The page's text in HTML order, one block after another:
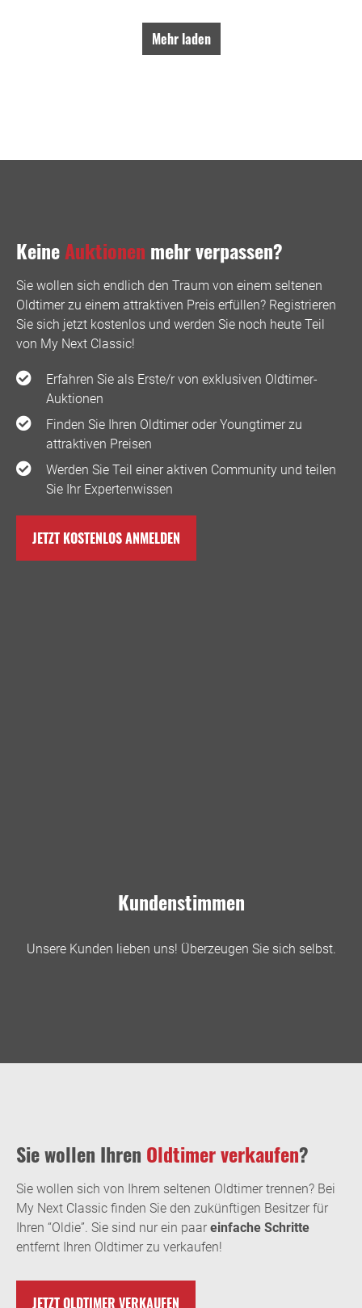
Mehr laden
KeineAuktionen mehr verpassen?
Sie wollen sich endlich den Traum von einem seltenen
Oldtimer zu einem attraktiven Preis erfüllen? Registrieren
Sie sich jetzt kostenlos und werden Sie noch heute Teil
von My Next Classic! ️
Erfahren Sie als Erste/r von exklusiven Oldtimer-
Auktionen
Finden Sie Ihren Oldtimer oder Youngtimer zu
attraktiven Preisen
Werden Sie Teil einer aktiven Community und teilen
Sie Ihr Expertenwissen
JETZT KOSTENLOS ANMELDEN
Kundenstimmen
Unsere Kunden lieben uns! Überzeugen Sie sich selbst.
Sie wollen Ihren Oldtimer verkaufen?
Sie wollen sich von Ihrem seltenen Oldtimer trennen? Bei
My Next Classic finden Sie den zukünftigen Besitzer für
Ihren “Oldie”. Sie sind nur ein paar einfache Schritte
entfernt Ihren Oldtimer zu verkaufen!
JETZT OLDTIMER VERKAUFEN